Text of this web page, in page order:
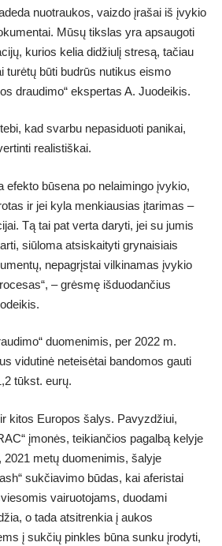
nuotraukos, vaizdo įrašai iš įvykio
Mūsų tikslas yra apsaugoti
kurios kelia didžiulį stresą, tačiau
turėtų būti budrūs nutikus eismo
draudimo“ ekspertas A. Juodeikis.
kad svarbu nepasiduoti panikai,
realistiškai.
efekto būsena po nelaimingo įvykio,
ir jei kyla menkiausias įtarimas –
Tą tai pat verta daryti, jei su jumis
siūloma atsiskaityti grynaisiais
nepagrįstai vilkinamas įvykio
– grėsmę išduodančius
duomenimis, per 2022 m.
vidutinė neteisėtai bandomos gauti
tūkst. eurų.
kitos Europos šalys. Pavyzdžiui,
įmonės, teikiančios pagalbą kelyje
2021 metų duomenimis, šalyje
sukčiavimo būdas, kai aferistai
vairuotojams, duodami
o tada atsitrenkia į aukos
į sukčių pinkles būna sunku įrodyti,